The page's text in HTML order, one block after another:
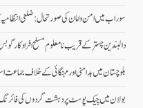
سوراب میں امن و امان کی صورتحال: ضلعی انتظامیہ
دالبندین چہتر کے قریب نامعلوم مسلح افراد
بلوچستان میں بدامنی اور مہنگائی کے خلاف جماعت اسلامی کا پہیہ جام
بولان میں چیک پوسٹ پر دہشت گردوں کی